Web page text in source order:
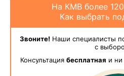
На КМВ более
Как выбрать
Звоните!Наши специалисты
с
Консультация бесплатная и ни